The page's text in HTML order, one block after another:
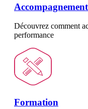
Découvrez comment
performance
Formation